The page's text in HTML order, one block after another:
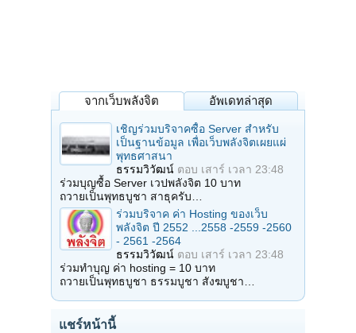
จากเว็บพลังจิต อัพเดทล่าสุด
เชิญร่วมบริจาคซื้อ Server สำหรับ
เป็นฐานข้อมูล เพื่อเว็บพลังจิตเผยแผ่
พุทธศาสนา
ธรรมวิวัฒน์ ตอบ เสาร์ เวลา 23:48
ร่วมบุญซื้อ Server เวปพลังจิต 10 บาท
ถวายเป็นพุทธบูชา สาธุครับ…
ร่วมบริจาค ค่า Hosting ของเว็บ
พลังจิต ปี 2552 ...2558 -2559 -2560
- 2561 -2564
ธรรมวิวัฒน์ ตอบ เสาร์ เวลา 23:48
ร่วมทำบุญ ค่า hosting = 10 บาท
ถวายเป็นพุทธบูชา ธรรมบูชา สังฆบูชา…
แชร์หน้านี้